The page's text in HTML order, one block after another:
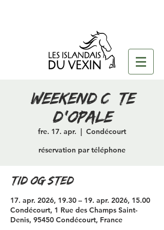
Weekend Côte
d'opale
fre. 17. apr.
  |
Condécourt
réservation par téléphone
Tid og sted
17. apr. 2026, 19.30 – 19. apr. 2026, 15.00
Condécourt, 1 Rue des Champs Saint-
Denis, 95450 Condécourt, France